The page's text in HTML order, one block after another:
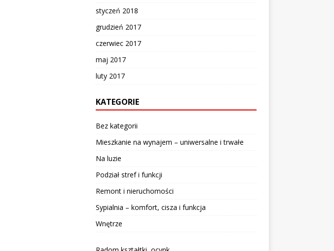
styczeń 2018
grudzień 2017
czerwiec 2017
maj 2017
luty 2017
KATEGORIE
Bez kategorii
Mieszkanie na wynajem – uniwersalne i trwałe
Na luzie
Podział stref i funkcji
Remont i nieruchomości
Sypialnia – komfort, cisza i funkcja
Wnętrze